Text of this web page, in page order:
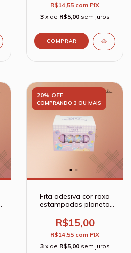
R$14,55 com PIX
3 x de R$5,00 sem juros
20% OFF
COMPRANDO 3 OU MAIS
Fita adesiva cor roxa
estampadas planeta
Rabbit - Kit com 4
peças
R$15,00
R$14,55 com PIX
3 x de R$5,00 sem juros